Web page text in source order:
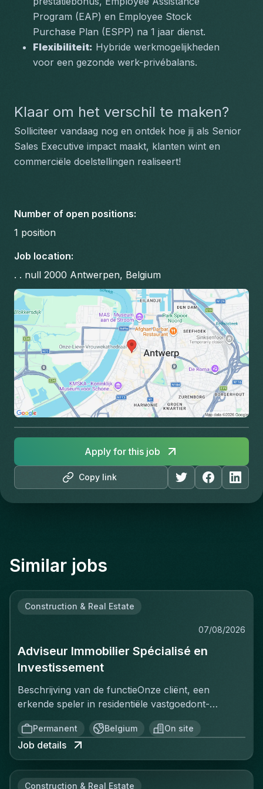
Program (EAP) en Employee Stock
Purchase Plan (ESPP) na 1 jaar dienst.
Flexibiliteit: Hybride werkmogelijkheden
voor een gezonde werk-privébalans.
Klaar om het verschil te maken?
Solliciteer vandaag nog en ontdek hoe jij als Senior
Sales Executive impact maakt, klanten wint en
commerciële doelstellingen realiseert!
Number of open positions:
1 position
Job location:
. . null 2000 Antwerpen, Belgium
Copy link
Apply for this job
Similar jobs
Construction & Real Estate
07/08/2026
Adviseur Immobilier Spécialisé en
Investissement
Beschrijving van de functieOnze cliënt, een
erkende speler in residentiële vastgoedont­
wikkeling, zoekt een Adviseur Immobilier
gespecialiseerd in vastgoedbelegging om het
commerciële team te versterken. In deze functie
bent u verantwoordelijk voor de commercialisering
Permanent Belgium On site
Job details
Construction & Real Estate